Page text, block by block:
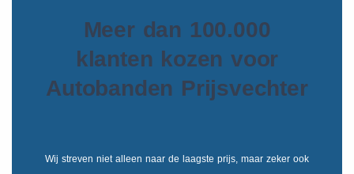
Meer dan 100.000
klanten kozen voor
Autobanden Prijsvechter
Wij streven niet alleen naar de laagste prijs, maar zeker ook